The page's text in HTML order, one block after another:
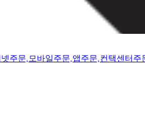
주문,모바일주문,앱주문,컨택센터